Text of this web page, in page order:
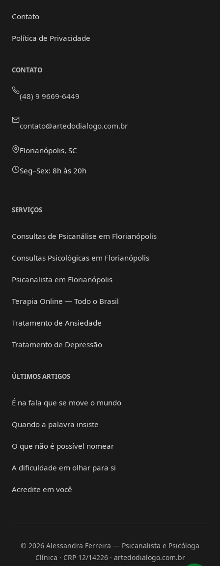
Contato
Política de Privacidade
CONTATO
(48) 9 9669-6449
contato@artedodialogo.com.br
Florianópolis, SC
Seg–Sex: 8h às 20h
SERVIÇOS
Consultas de Psicanálise em Florianópolis
Consultas Psicológicas em Florianópolis
Psicanalista em Florianópolis
Terapia Online — Todo o Brasil
Tratamento de Ansiedade
Tratamento de Depressão
ÚLTIMOS ARTIGOS
É na fala que se move o mundo
Quando a palavra insiste
O que não é possível nomear
A dificuldade em olhar para si
Acredite em você
© 2026 Alessandra Ferreira — Psicanalista e Psicóloga
Clínica · CRP 12/14226 · artedodialogo.com.br